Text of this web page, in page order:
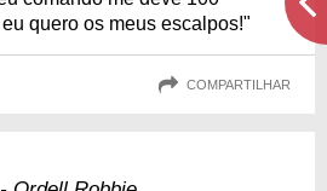
quero os meus escalpos!"
COMPARTILHAR